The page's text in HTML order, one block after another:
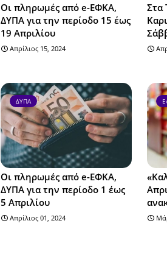
Οι πληρωμές από e-ΕΦΚΑ,
ΔΥΠΑ για την περίοδο 15 έως
19 Απριλίου
Απρίλιος 15, 2024
Στα
ΔΥΠΑ
Οι πληρωμές από e-ΕΦΚΑ,
ΔΥΠΑ για την περίοδο 1 έως
5 Απριλίου
Απρίλιος 01, 2024